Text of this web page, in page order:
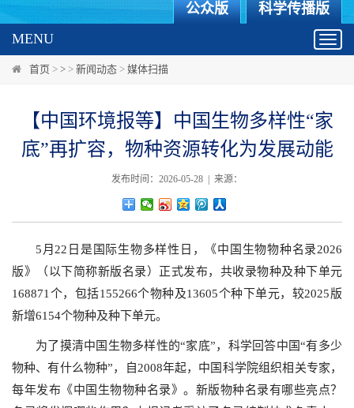
科学传播版
公众版
MENU
首页 > > > 新闻动态 > 媒体扫描
【中国环境报等】中国生物多样性“家
底”再扩容，物种资源转化为发展动能
发布时间：2026-05-28 | 来源：
5月22日是国际生物多样性日，《中国生物物种名录2026
版》（以下简称新版名录）正式发布，共收录物种及种下单元
168871个，包括155266个物种及13605个种下单元，较2025版
新增6154个物种及种下单元。
为了摸清中国生物多样性的“家底”，科学回答中国“有多少
物种、有什么物种”，自2008年起，中国科学院组织相关专家，
每年发布《中国生物物种名录》。新版物种名录有哪些亮点？